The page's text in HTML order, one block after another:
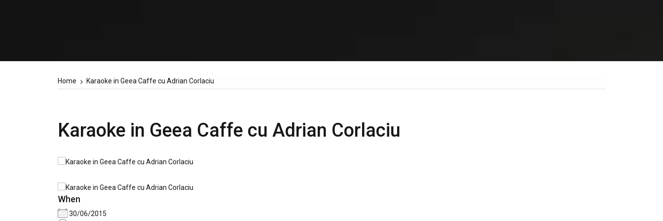
Home Karaoke in Geea Caffe cu Adrian Corlaciu
Karaoke in Geea Caffe cu Adrian Corlaciu
When
30/06/2015